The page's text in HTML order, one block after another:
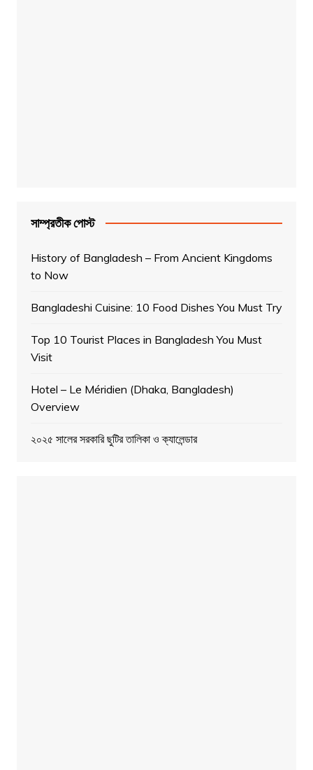
সাম্প্রতীক পোস্ট
History of Bangladesh – From Ancient Kingdoms
to Now
Bangladeshi Cuisine: 10 Food Dishes You Must Try
Top 10 Tourist Places in Bangladesh You Must
Visit
Hotel – Le Méridien (Dhaka, Bangladesh)
Overview
২০২৫ সালের সরকারি ছুটির তালিকা ও ক্যালেন্ডার